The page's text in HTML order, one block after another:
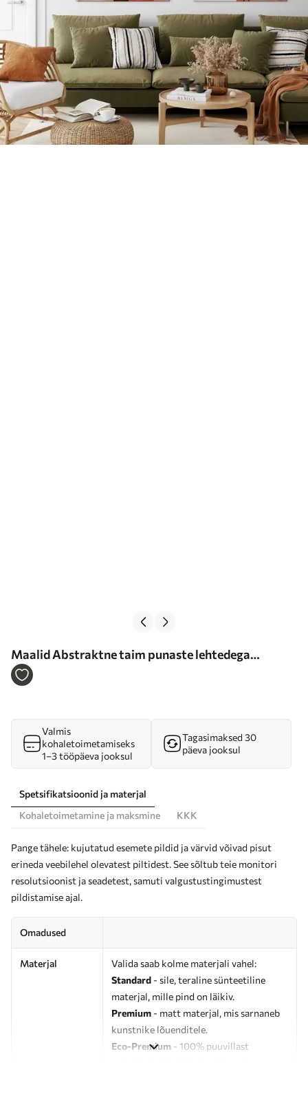
Maalid Abstraktne taim punaste lehtedega
geomeetriliste kujundite ja pehmete, summutatud
Valmis
kohaletoimetamiseks
1–3 tööpäeva jooksul
Tagasimaksed 30
päeva jooksul
Spetsifikatsioonid ja materjal
Kohaletoimetamine ja maksmine
KKK
Pange tähele: kujutatud esemete pildid ja värvid võivad pisut
erineda veebilehel olevatest piltidest. See sõltub teie monitori
resolutsioonist ja seadetest, samuti valgustustingimustest
pildistamise ajal.
Omadused
Materjal
Valida saab kolme materjali vahel:
Standard - sile, teraline sünteetiline
materjal, mille pind on läikiv.
Premium - matt materjal, mis sarnaneb
kunstnike lõuenditele.
Eco-Premium - 100% puuvillast